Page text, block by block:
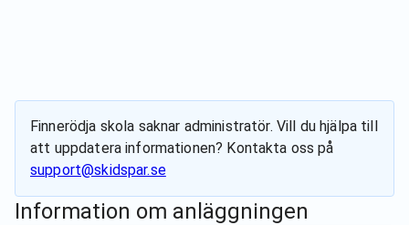
Finnerödja skola saknar administratör. Vill du hjälpa till
att uppdatera informationen? Kontakta oss på
support@skidspar.se
Information om anläggningen